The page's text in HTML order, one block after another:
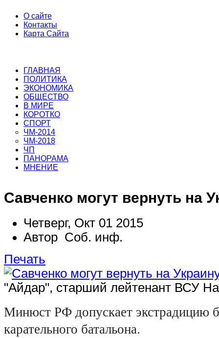
О сайте
Контакты
Карта Сайта
ГЛАВНАЯ
ПОЛИТИКА
ЭКОНОМИКА
ОБЩЕСТВО
В МИРЕ
КОРОТКО
СПОРТ
ЧМ-2014
ЧМ-2018
ЧП
ПАНОРАМА
МНЕНИЕ
Савченко могут вернуть на
Четверг, Окт 01 2015
Автор Соб. инф.
Печать
"Айдар", старший лейтенант ВСУ
Минюст РФ допускает экстрадицию
карательного батальона.